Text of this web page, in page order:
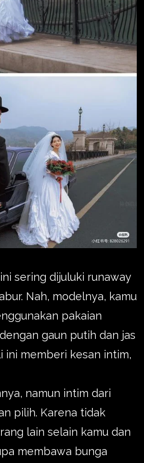
sering dijuluki runaway
Nah, modelnya, kamu
pakaian
gaun putih dan jas
ini memberi kesan intim,
namun intim dari
pilih. Karena tidak
lain selain kamu dan
membawa bunga